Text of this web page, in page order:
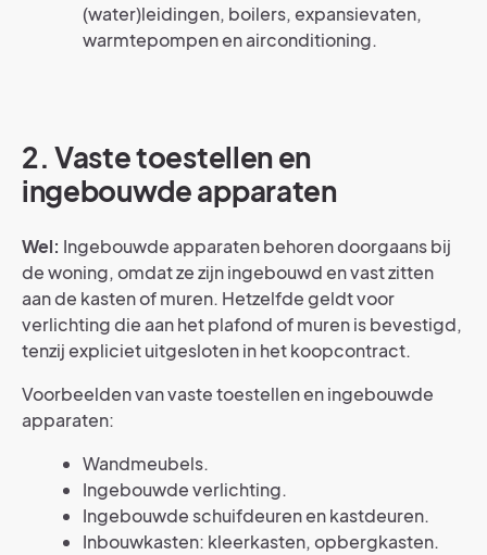
(water)leidingen, boilers, expansievaten,
warmtepompen en airconditioning.
2.Vaste toestellen en
ingebouwde apparaten
Wel: Ingebouwde apparaten behoren doorgaans bij
de woning, omdat ze zijn ingebouwd en vast zitten
aan de kasten of muren. Hetzelfde geldt voor
verlichting die aan het plafond of muren is bevestigd,
tenzij expliciet uitgesloten in het koopcontract.
Voorbeelden van vaste toestellen en ingebouwde
apparaten:
Wandmeubels.
Ingebouwde verlichting.
Ingebouwde schuifdeuren en kastdeuren.
Inbouwkasten: kleerkasten, opbergkasten.